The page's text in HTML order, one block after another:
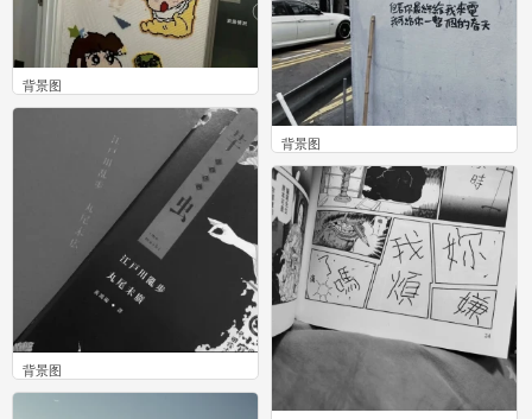
背景图
0
背景图
0
背景图
0